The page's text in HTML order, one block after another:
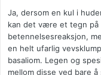
Ja, dersom en kul i
kan det være et tegn på
betennelsesreaksjon,
en helt ufarlig
basaliom. Legen og
mellom disse ved bare